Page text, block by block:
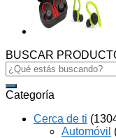
BUSCAR
Search
for:
Categoría
Cerca de ti
Automóvil